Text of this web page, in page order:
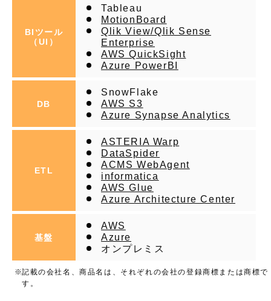
BIツール
（UI）
Tableau
MotionBoard
Qlik View/Qlik Sense
Enterprise
AWS QuickSight
Azure PowerBI
DB
SnowFlake
AWS S3
Azure Synapse Analytics
ETL
ASTERIA Warp
DataSpider
ACMS WebAgent
informatica
AWS Glue
Azure Architecture Center
基盤
AWS
Azure
オンプレミス
記載の会社名、商品名は、それぞれの会社の登録商標または商標で
す。